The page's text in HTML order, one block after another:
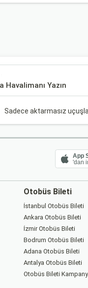
Sadece aktarmasız
App
'dan
Otobüs Bileti
İstanbul Otobüs Bileti
Ankara Otobüs Bileti
İzmir Otobüs Bileti
Bodrum Otobüs Bileti
Adana Otobüs Bileti
Antalya Otobüs Bileti
Otobüs Bileti